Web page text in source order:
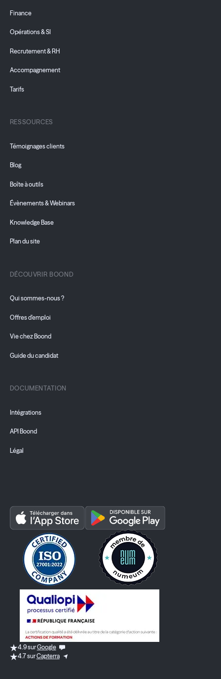
Finance
Opérations & SI
Recrutement & RH
Accompagnement
Tarifs
RESSOURCES
Témoignages clients
Blog
Boîte à outils
Évènements & Webinars
Knowledge Base
Plan du site
DÉCOUVRIR BOOND
Qui sommes-nous ?
Offres d'emploi
Vie chez Boond
Guide du candidat
DOCUMENTATION
Intégrations
API Boond
Légal
4.9 surGoogle
4.7 surCapterra